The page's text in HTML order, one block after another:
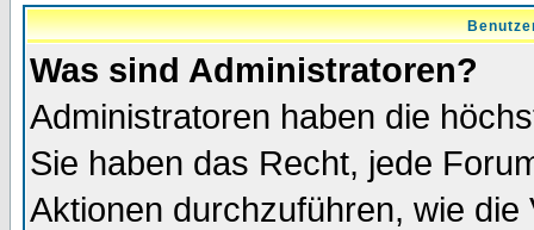
Was sind Administratoren?
Administratoren haben die
Sie haben das Recht, jede
Aktionen durchzuführen, wie